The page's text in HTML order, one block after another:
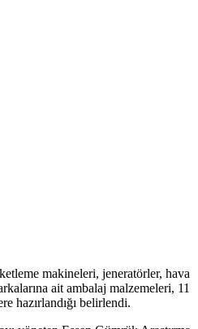
makineleri, jeneratörler, hava
ait ambalaj malzemeleri, 11
hazırlandığı belirlendi.